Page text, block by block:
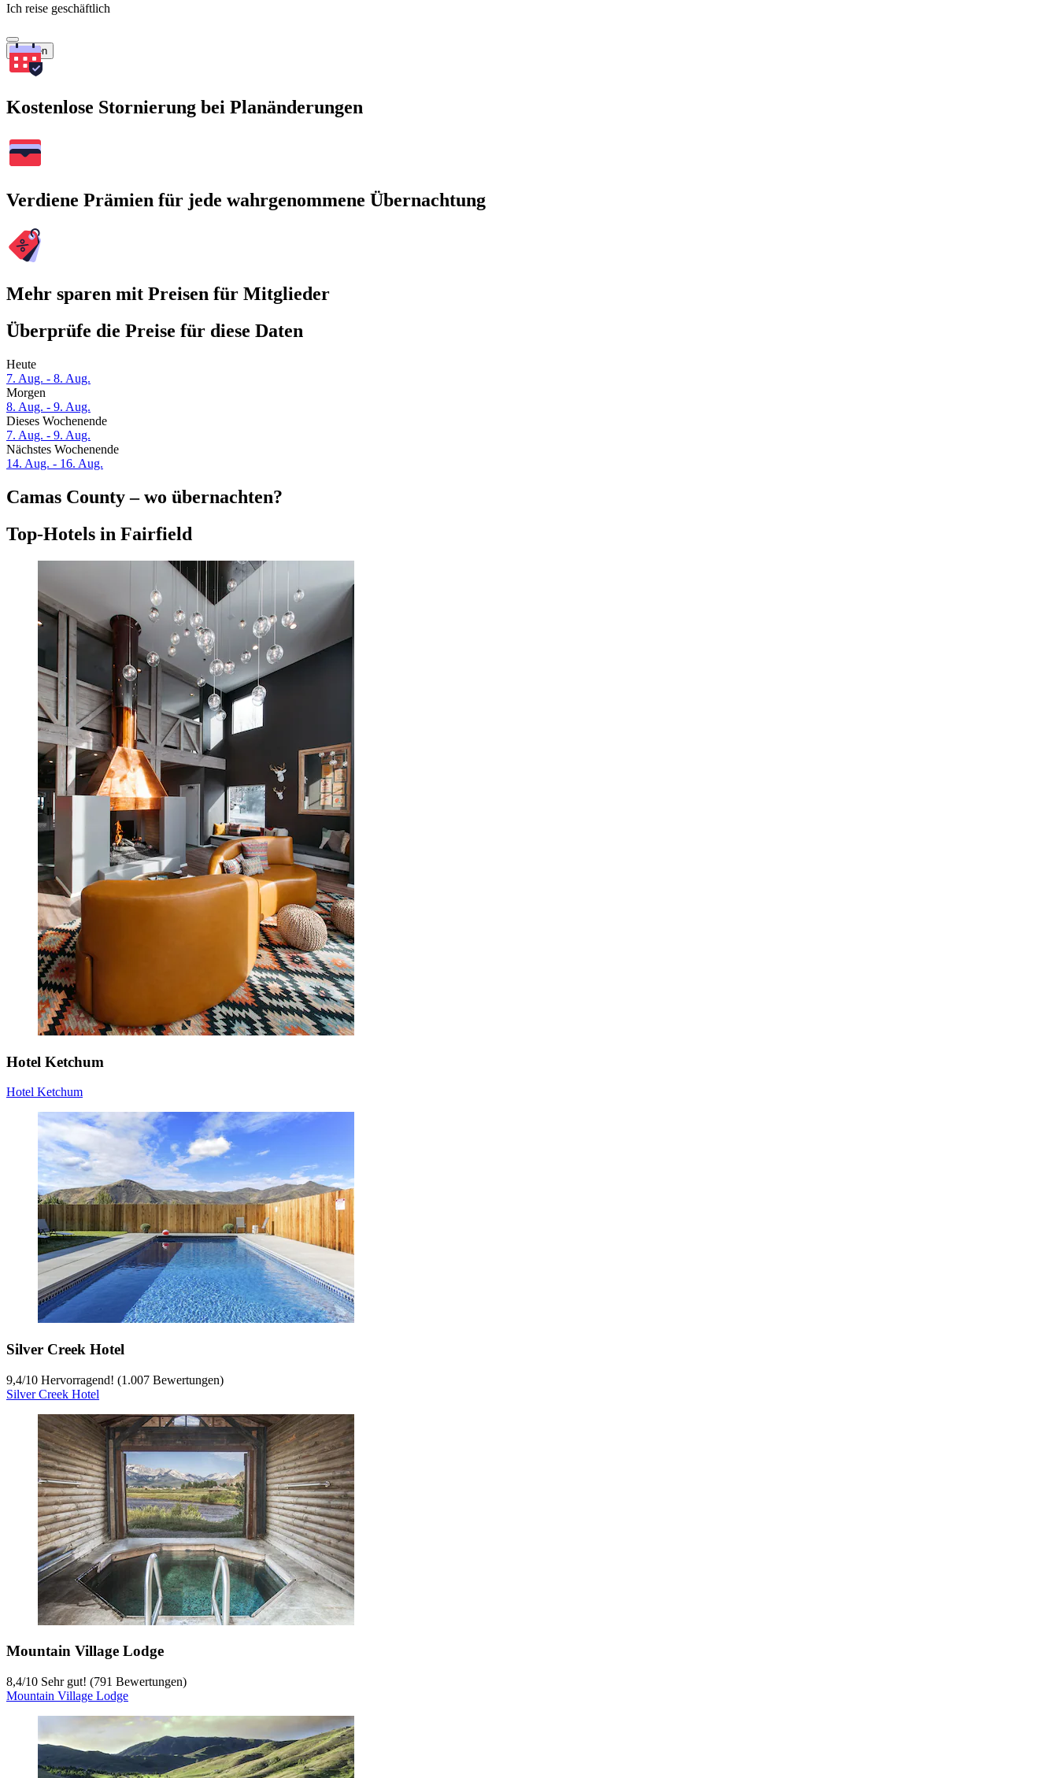
Ich reise geschäftlich
Suchen
Kostenlose Stornierung bei Planänderungen
Verdiene Prämien für jede wahrgenommene Übernachtung
Mehr sparen mit Preisen für Mitglieder
Überprüfe die Preise für diese Daten
Heute
7. Aug. - 8. Aug.
Morgen
8. Aug. - 9. Aug.
Dieses Wochenende
7. Aug. - 9. Aug.
Nächstes Wochenende
14. Aug. - 16. Aug.
Camas County – wo übernachten?
Top-Hotels in Fairfield
Hotel Ketchum
Hotel Ketchum
Silver Creek Hotel
9,4/10 Hervorragend! (1.007 Bewertungen)
Silver Creek Hotel
Mountain Village Lodge
8,4/10 Sehr gut! (791 Bewertungen)
Mountain Village Lodge